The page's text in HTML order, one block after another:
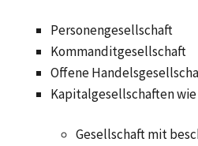
Personengesellschaft
Kommanditgesellschaft
Offene
Kapitalgesellschaften
Gesellschaft mit